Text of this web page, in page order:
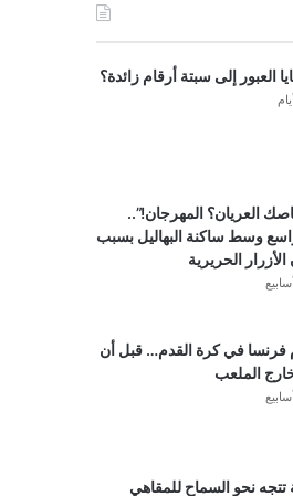
العبور إلى سبتة أرقام زائدة؟
العريان؟ المهرجان!”..
وسط ساكنة البهاليل بسبب
الحريرية
فرنسا في كرة القدم… قبل أن
الملعب
تتجه نحو السماح للمقاهي